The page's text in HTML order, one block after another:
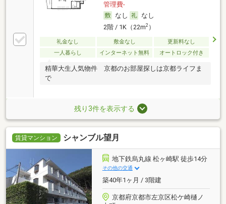
管理費-
なし
なし
2階 / 1K（22m2）
礼金なし 敷金なし
更新料なし
一人暮らし
インターネット無料 オートロック付き
精華大生人気物件 京都のお部屋探しは京都ライフま
で
残り3件を表示する
賃貸マンション シャンブル望月
地下鉄烏丸線 松ヶ崎駅 徒歩14分
その他の交通
築40年1ヶ月 / 3階建
京都府京都市左京区松ケ崎樋ノ